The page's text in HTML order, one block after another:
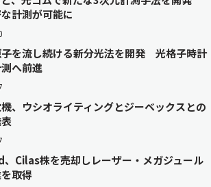
計測が可能に
を流し続ける新分光法を開発 光格子時計
へ前進
、ウシオライティングとジーベックスとの
Cilas株を売却しレーザー・メガジュール
取得